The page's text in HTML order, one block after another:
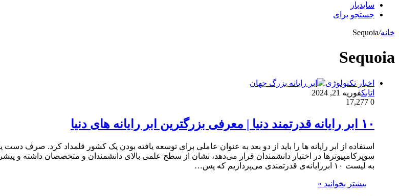
سایدبار
جستجو برای
خانه/
Sequoia
Sequoia
اخبار تکنولوژی
اتابکفوریه 21, 2024
0
۱۰ ابر رایانه قدرتمند دنیا | معرفی بزرگترین ابر رایانه های دنیا
استفاده از ابر رایانه ها را باید از دو بعد به عنوان عاملی برای توسعه یافته بودن یک کشور قلمداد کرد. صرف دست
سوپرکامپیوترها در اختیار دانشمندان قرار می‌دهد، نشان از سطح علمی بالای دانشمندان و متخصصان داشته و
به لیست ۱۰ ابررایانه‌ی قدرتمندی می‌پردازیم که پس…
بیشتر بخوانید »